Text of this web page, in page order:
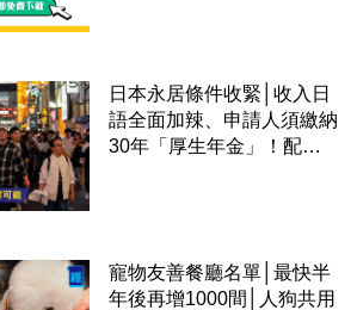
日本永居條件收緊│收入日
語全面加辣、申請人須繳納
30年「厚生年金」！配偶
寵物友善餐廳名單│最快半
年後再增1000間│人狗共用